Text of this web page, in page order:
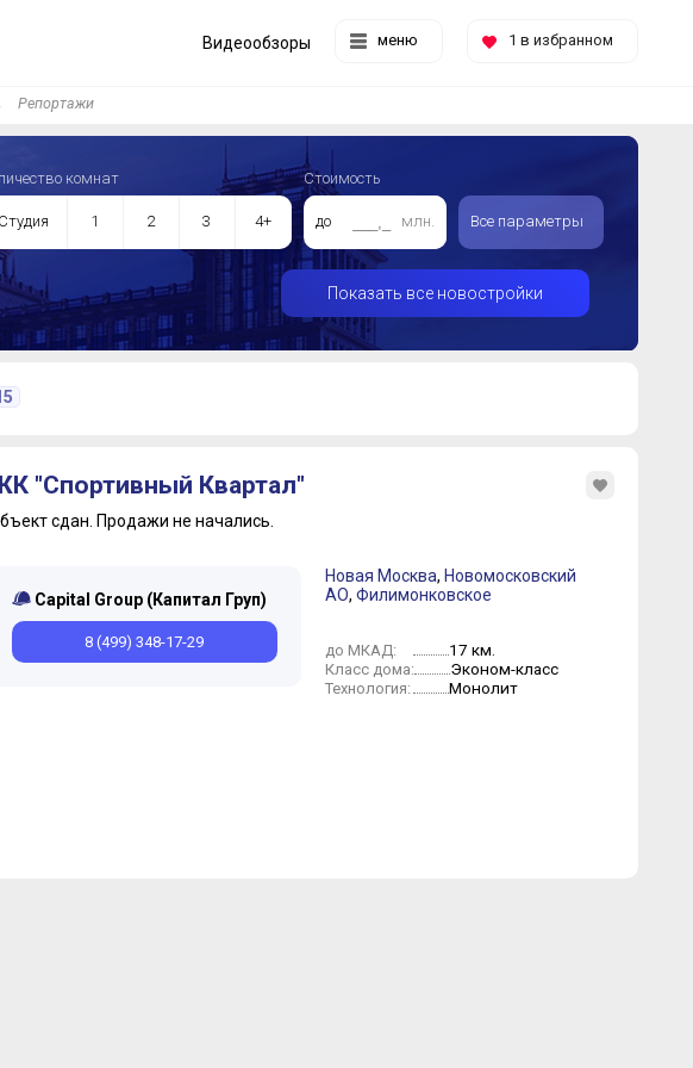
меню 1 в избранном
Видеообзоры
Репортажи
комнат
Студия 1 2 3 4+
Стоимость
до млн. Все параметры
Показать все новостройки
"Спортивный Квартал"
сдан. Продажи не начались.
Capital Group (Капитал Груп)
8 (499) 348-17-29
Новая Москва, Новомосковский
АО, Филимонковское
до МКАД: 17 км.
Класс дома: Эконом-класс
Технология: Монолит